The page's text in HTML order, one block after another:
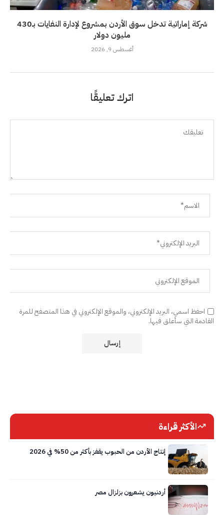
شركة إماراتية تدخل سوق الأردن بمشروع لإدارة النفايات بـ430
مليون دولار
أغسطس 9, 2026
اترك تعليقًا
احفظ اسمي، البريد الإلكتروني، والموقع الإلكتروني في هذا المتصفح للمرة
القادمة التي سأعلق فيها.
الأكثر قراءة
إنتاج الأردن من الحبوب يقفز بأكثر من 50% في 2026
أردنيون يشعرون بزلزال مصر